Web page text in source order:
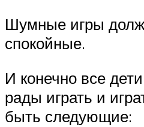
Шумные игры
спокойные.
И конечно все
рады играть и
быть следующие: